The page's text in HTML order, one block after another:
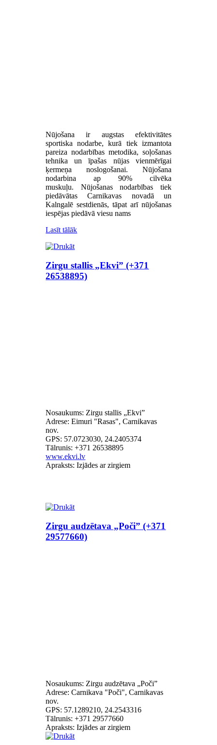
Nūjošana ir augstas efektivitātes
sportiska nodarbe, kurā tiek izmantota
pareiza nodarbības metodika, soļošanas
tehnika un īpašas nūjas vienmērīgai
ķermeņa noslogošanai. Nūjošana
nodarbina ap 90% cilvēka
muskuļu. Nūjošanas nodarbības tiek
piedāvātas Carnikavas novadā un
Kalngalē sestdienās, tāpat arī nūjošanas
iespējas piedāvā viesu nams
Lasīt tālāk
Zirgu stallis „Ekvi” (+371
26538895)
Nosaukums: Zirgu stallis „Ekvi”
Adrese: Eimuri "Rasas", Carnikavas
nov.
GPS: 57.0723030, 24.2405374
Tālrunis: +371 26538895
www.ekvi.lv
Apraksts: Izjādes ar zirgiem
Zirgu audzētava „Poči” (+371
29577660)
Nosaukums: Zirgu audzētava „Poči”
Adrese: Carnikava "Poči", Carnikavas
nov.
GPS: 57.1289210, 24.2543316
Tālrunis: +371 29577660
Apraksts: Izjādes ar zirgiem